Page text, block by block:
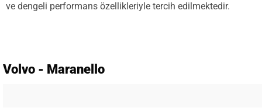
ve dengeli performans özellikleriyle tercih edilmektedir.
Volvo - Maranello